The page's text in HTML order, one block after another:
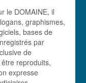
le DOMAINE, il
graphismes,
bases de
par
de
reproduits,
expresse